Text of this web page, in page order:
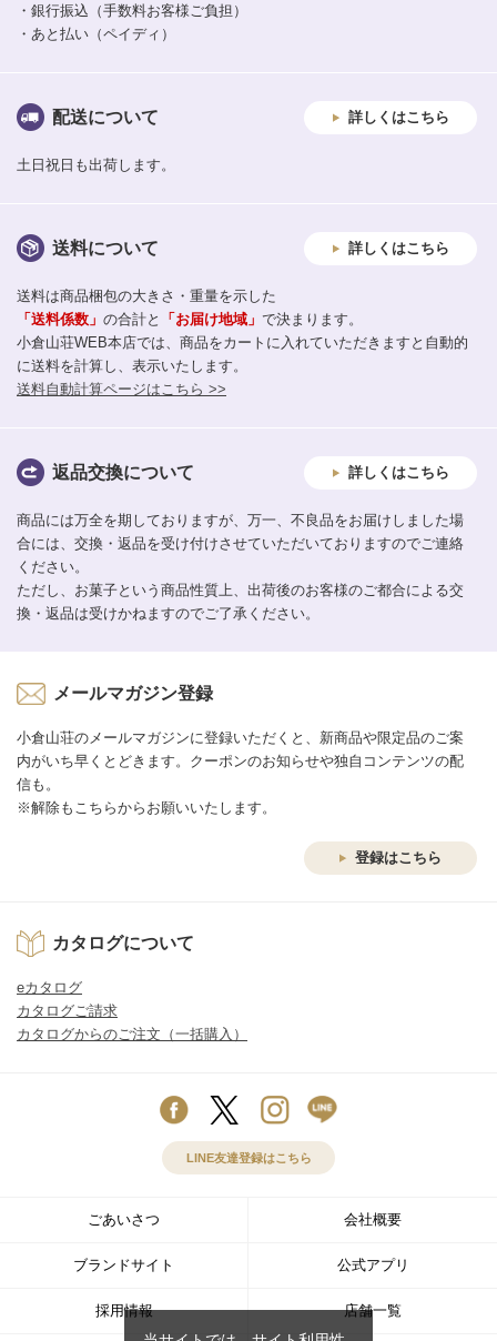
・銀行振込（手数料お客様ご負担）
・あと払い（ペイディ）
配送について 詳しくはこちら
土日祝日も出荷します。
送料について 詳しくはこちら
送料は商品梱包の大きさ・重量を示した
「送料係数」 の合計と 「お届け地域」 で決まります。
小倉山荘WEB本店では、商品をカートに入れていただきますと自動的
に送料を計算し、表示いたします。
送料自動計算ページはこちら >>
返品交換について 詳しくはこちら
商品には万全を期しておりますが、万一、不良品をお届けしました場
合には、交換・返品を受け付けさせていただいておりますのでご連絡
ください。
ただし、お菓子という商品性質上、出荷後のお客様のご都合による交
換・返品は受けかねますのでご了承ください。
メールマガジン登録
小倉山荘のメールマガジンに登録いただくと、新商品や限定品のご案
内がいち早くとどきます。クーポンのお知らせや独自コンテンツの配
信も。
※解除もこちらからお願いいたします。
登録はこちら
カタログについて
eカタログ
カタログご請求
カタログからのご注文（一括購入）
LINE友達登録はこちら
ごあいさつ 会社概要
ブランドサイト 公式アプリ
採用情報 店舗一覧